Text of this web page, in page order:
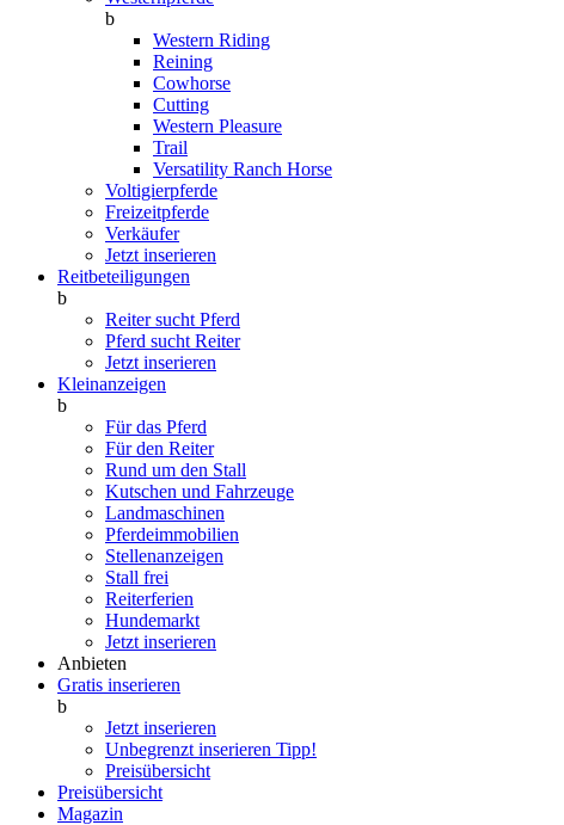
b
Western Riding
Reining
Cowhorse
Cutting
Western Pleasure
Trail
Versatility Ranch Horse
Voltigierpferde
Freizeitpferde
Verkäufer
Jetzt inserieren
Reitbeteiligungen
b
Reiter sucht Pferd
Pferd sucht Reiter
Jetzt inserieren
Kleinanzeigen
b
Für das Pferd
Für den Reiter
Rund um den Stall
Kutschen und Fahrzeuge
Landmaschinen
Pferdeimmobilien
Stellenanzeigen
Stall frei
Reiterferien
Hundemarkt
Jetzt inserieren
Anbieten
Gratis inserieren
b
Jetzt inserieren
Unbegrenzt inserieren Tipp!
Preisübersicht
Preisübersicht
Magazin